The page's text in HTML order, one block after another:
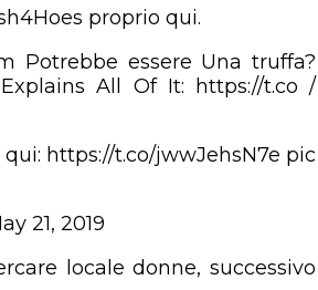
proprio qui.
Potrebbe essere Una truffa?
All Of It: https://t.co /
https://t.co/jwwJehsN7e pic
21, 2019
locale donne, successivo